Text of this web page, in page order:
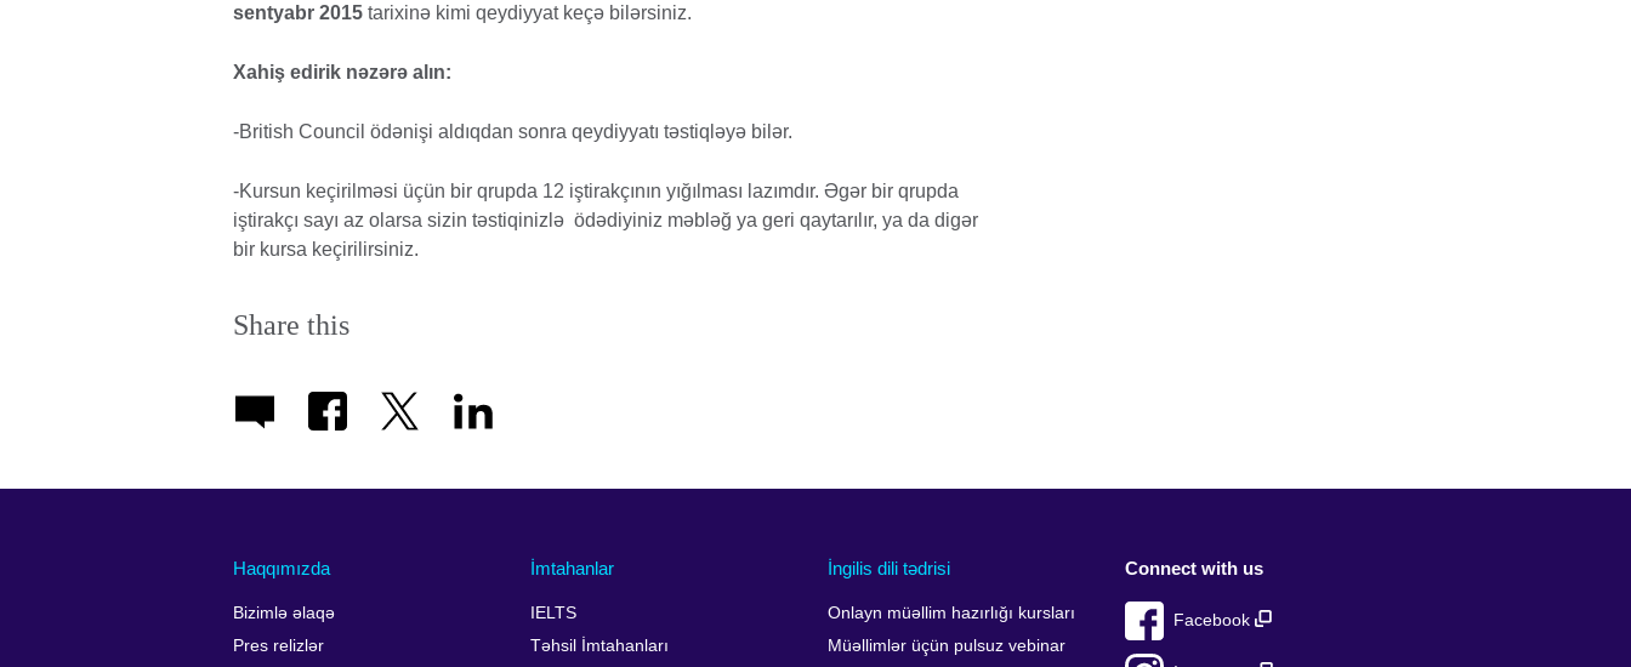
sentyabr 2015 tarixinə kimi qeydiyyat keçə bilərsiniz.
Xahiş edirik nəzərə alın:
-British Council ödənişi aldıqdan sonra qeydiyyatı təstiqləyə bilər.
-Kursun keçirilməsi üçün bir qrupda 12 iştirakçının yığılması lazımdır. Əgər bir qrupda
iştirakçı sayı az olarsa sizin təstiqinizlə ödədiyiniz məbləğ ya geri qaytarılır, ya da digər
bir kursa keçirilirsiniz.
Share this
Haqqımızda
Bizimlə əlaqə
Pres relizlər
İmtahanlar
IELTS
Təhsil İmtahanları
İngilis dili tədrisi
Onlayn müəllim hazırlığı kursları
Müəllimlər üçün pulsuz vebinar
Connect with us
Facebook